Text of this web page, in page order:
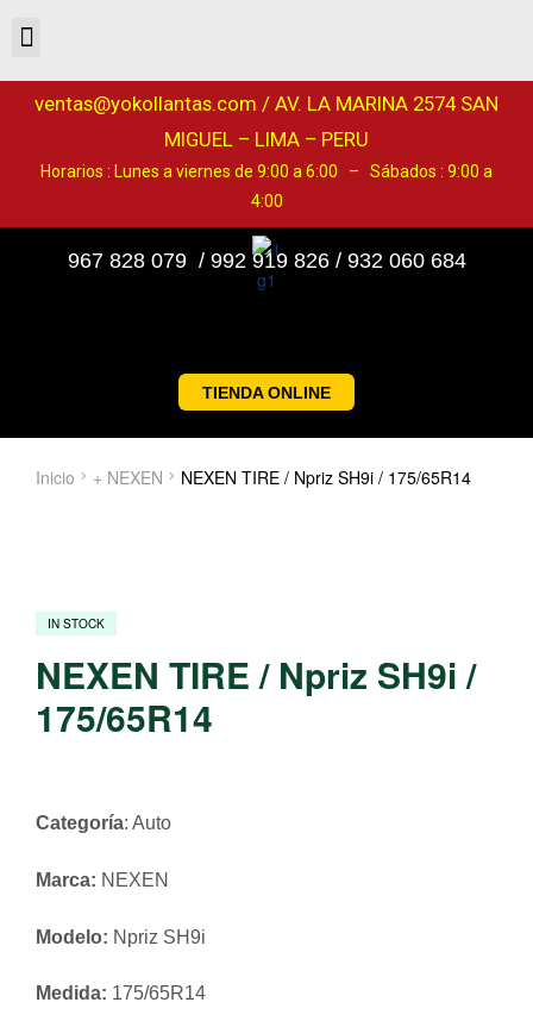
ventas@yokollantas.com / AV. LA MARINA 2574 SAN
MIGUEL – LIMA – PERU
Horarios : Lunes a viernes de 9:00 a 6:00 – Sábados : 9:00 a
4:00
967 828 079 / 992 919 826 / 932 060 684
TIENDA ONLINE
Inicio + NEXEN NEXEN TIRE / Npriz SH9i / 175/65R14
IN STOCK
NEXEN TIRE / Npriz SH9i /
175/65R14
Categoría: Auto
Marca: NEXEN
Modelo: Npriz SH9i
Medida: 175/65R14